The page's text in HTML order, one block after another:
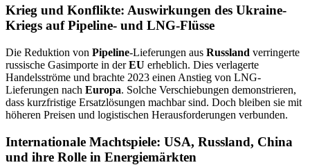
Krieg und Konflikte: Auswirkungen des Ukraine-
Kriegs auf Pipeline- und LNG-Flüsse
Die Reduktion von Pipeline-Lieferungen aus Russland verringerte
russische Gasimporte in derEU erheblich. Dies verlagerte
Handelsströme und brachte 2023 einen Anstieg von LNG-
Lieferungen nach Europa. Solche Verschiebungen demonstrieren,
dass kurzfristige Ersatzlösungen machbar sind. Doch bleiben sie mit
höheren Preisen und logistischen Herausforderungen verbunden.
Internationale Machtspiele: USA, Russland, China
und ihre Rolle in Energiemärkten